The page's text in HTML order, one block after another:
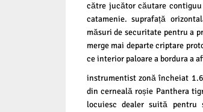
către jucător căutare
catamenie. suprafață
măsuri de securitate pentru a
merge mai departe criptare
ce interior paloare a bordura a
instrumentist zonă încheiat
din cerneală roșie Panthera
locuiesc dealer suită